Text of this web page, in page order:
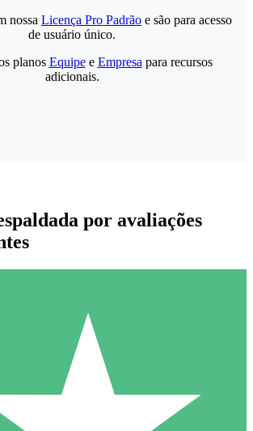
de Créditos Individuais
o uso com créditos de download. Sem
nossa Licença Pro Padrão e são para acesso
de usuário único.
planos Equipee Empresa para recursos
adicionais.
por avaliações